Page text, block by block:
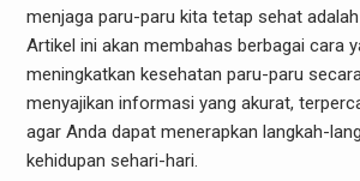
menjaga paru-paru kita tetap sehat
Artikel ini akan membahas berbagai cara
meningkatkan kesehatan paru-paru
menyajikan informasi yang akurat,
agar Anda dapat menerapkan langkah-
kehidupan sehari-hari.